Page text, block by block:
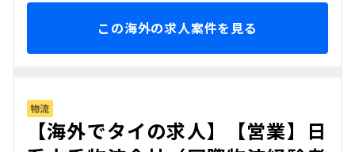
この海外の求人案件を見る
物流
【海外でタイの求人】【営業】日